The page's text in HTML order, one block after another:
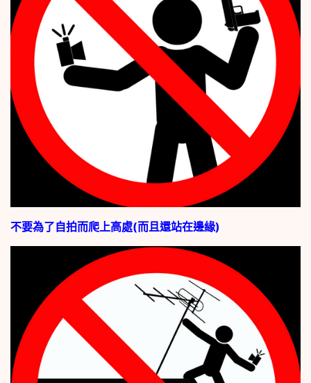
不要為了自拍而爬上高處(而且還站在邊緣)